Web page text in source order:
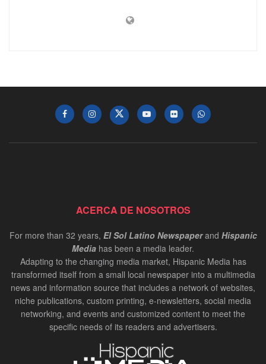
ACERCA DE NOSOTROS
For more than 32 years, El Sol Latino Newspaperand Hispanic
Media has been a media leader.
Adapting to the changing media market, Hispanic Media has
transformed itself from a small local newspaper into a multimedia
news and information source that includes a network of websites,
niche publications, custom printing, e-newsletters, social media
networking, and events and customized content to meet the
specific needs of its readers and advertisers.